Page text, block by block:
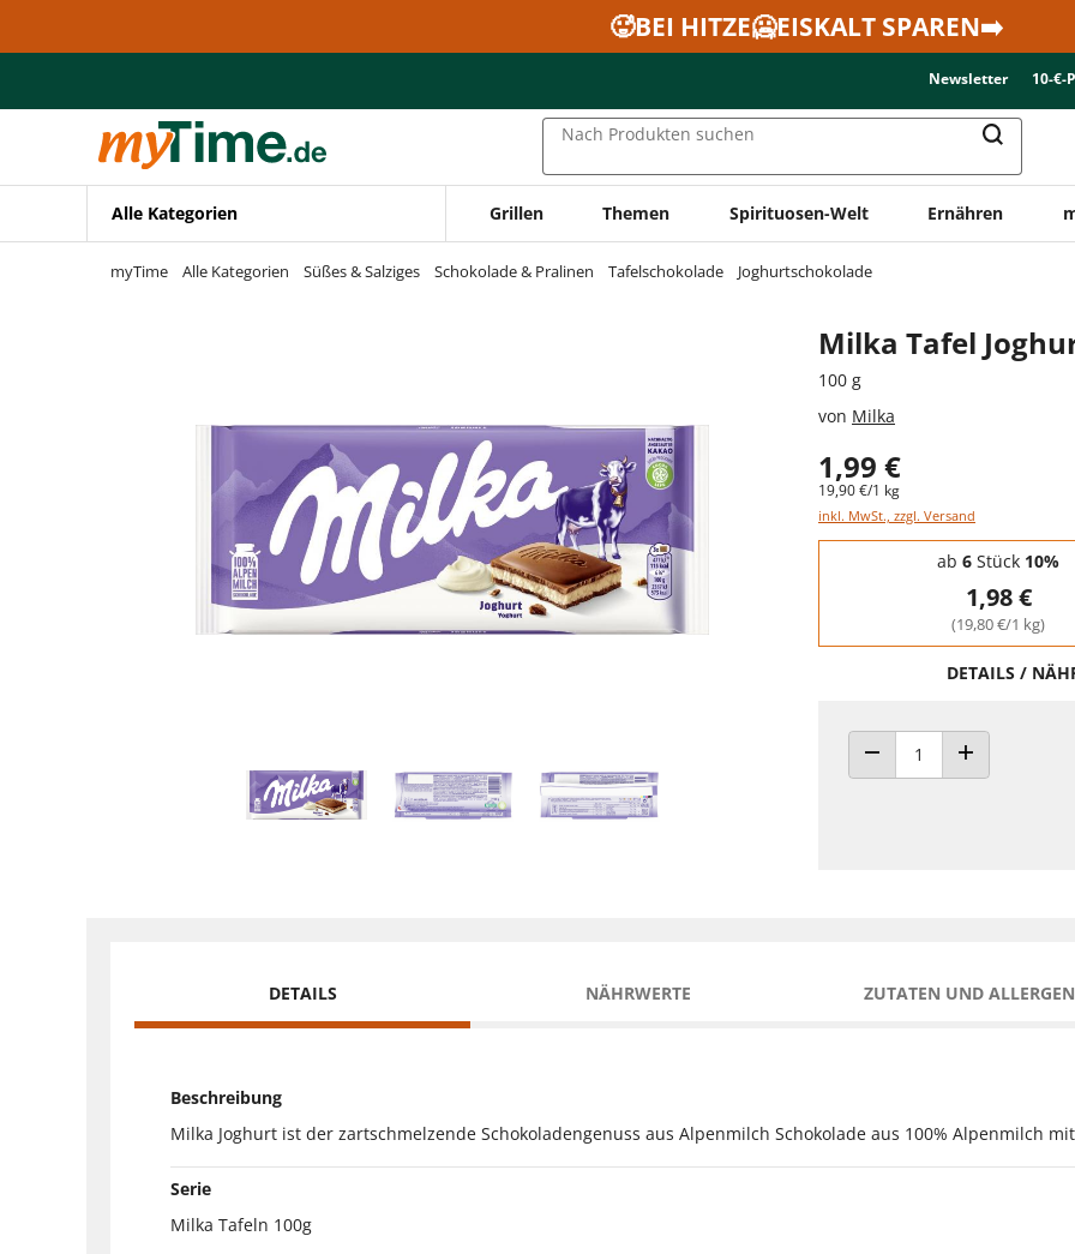
Zur Navigation springen
🥵BEI HITZE🥶EISKALT SPAREN➡️
Newsletter 10-€-
Nach Produkten suchen
Alle Kategorien Grillen Themen Spirituosen-Welt Ernähren
myTime Alle Kategorien Süßes & Salziges Schokolade & Pralinen Tafelschokolade Joghurtschokolade
Milka Tafel
100 g
von Milka
1,99 €
19,90 €/1 kg
inkl. MwSt., zzgl. Versand
Staffelpreise - Mengenrabatt
ab 6 Stück 10%
1,98 €
(19,80 €/1 kg)
DETAILS /
ANZAHL VERRINGERN
ANZAHL
DETAILS NÄHRWERTE ZUTATEN UND
Beschreibung
Milka Joghurt ist der zartschmelzende Schokoladengenuss aus Alpenmilch Schokolade aus 100% Alpenmilch
Serie
Milka Tafeln 100g